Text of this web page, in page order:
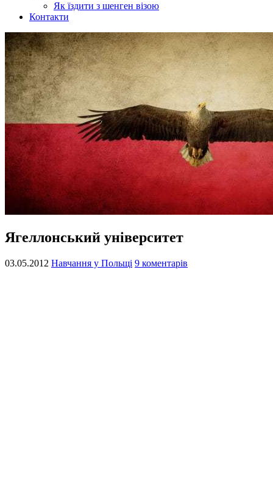
Як їздити з шенген візою
Контакти
Ягеллонський університет
03.05.2012 Навчання у Польщі 9 коментарів